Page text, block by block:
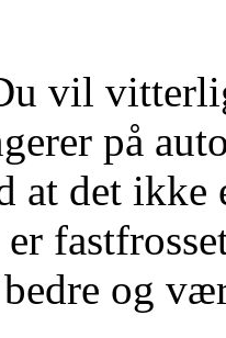
vil
på
at det
og